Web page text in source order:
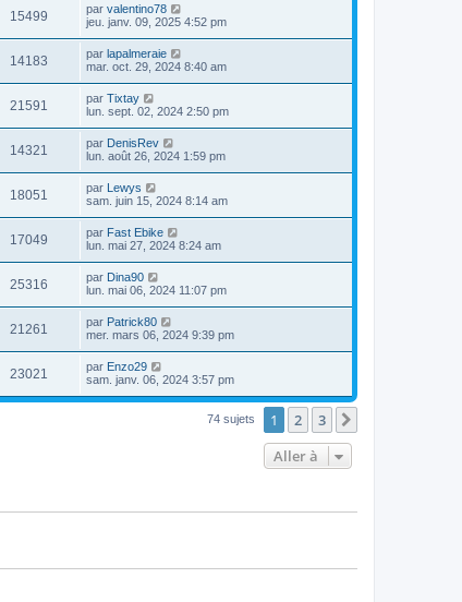
15499 par valentino78
jeu. janv. 09, 2025 4:52 pm
14183 par lapalmeraie
mar. oct. 29, 2024 8:40 am
21591 par Tixtay
lun. sept. 02, 2024 2:50 pm
14321 par DenisRev
lun. août 26, 2024 1:59 pm
18051 par Lewys
sam. juin 15, 2024 8:14 am
17049 par Fast Ebike
lun. mai 27, 2024 8:24 am
25316 par Dina90
lun. mai 06, 2024 11:07 pm
21261 par Patrick80
mer. mars 06, 2024 9:39 pm
23021 par Enzo29
sam. janv. 06, 2024 3:57 pm
74 sujets 1 2 3
Aller à